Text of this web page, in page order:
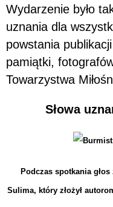
Wydarzenie było
uznania dla
powstania
pamiątki,
Towarzystwa
Słowa
Podczas spotkania
Sulima, który złożył